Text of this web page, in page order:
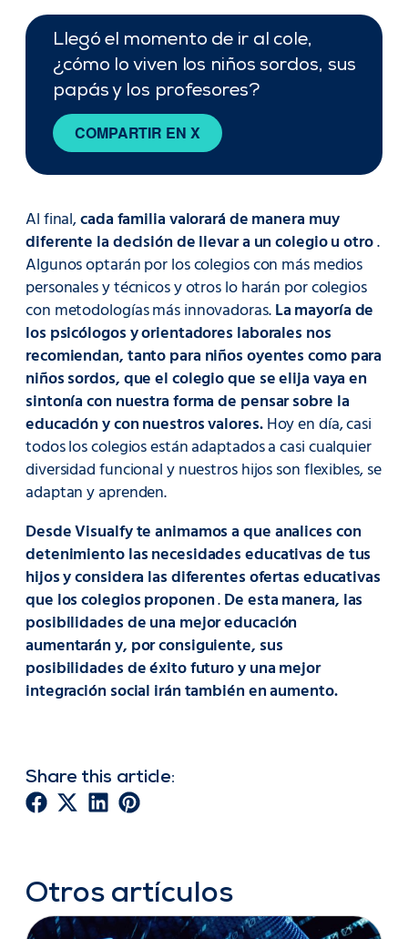
Llegó el momento de ir al cole,
¿cómo lo viven los niños sordos, sus
papás y los profesores?
COMPARTIR EN X
Al final,cada familia valorará de manera muy
diferente la decisión de llevar a un colegio u otro.
Algunos optarán por los colegios con más medios
personales y técnicos y otros lo harán por colegios
con metodologías más innovadoras.La mayoría de
los psicólogos y orientadores laborales nos
recomiendan, tanto para niños oyentes como para
niños sordos, que el colegio que se elija vaya en
sintonía con nuestra forma de pensar sobre la
educación y con nuestros valores.Hoy en día, casi
todos los colegios están adaptados a casi cualquier
diversidad funcional y nuestros hijos son flexibles, se
adaptan y aprenden.
Desde Visualfy te animamos a que analices con
detenimiento las necesidades educativas de tus
hijos y considera las diferentes ofertas educativas
que los colegios proponen.De esta manera, las
posibilidades de una mejor educación
aumentarán y, por consiguiente, sus
posibilidades de éxito futuro y una mejor
integración social irán también en aumento.
Share this article:
Otros artículos